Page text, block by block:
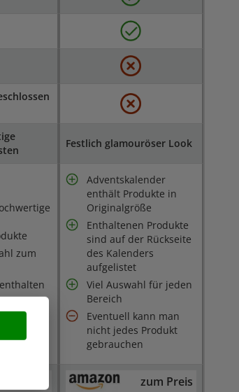
Festlich glamouröser Look
zum
Adventskalender
enthält Produkte in
Originalgröße
Enthaltenen Produkte
sind auf der Rückseite
des Kalenders
aufgelistet
Viel Auswahl für jeden
Bereich
Eventuell kann man
nicht jedes Produkt
gebrauchen
zum Preis